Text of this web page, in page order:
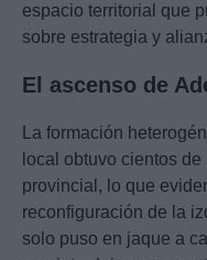
espacio territorial que
sobre estrategia y
El ascenso de
La formación
local obtuvo cientos
provincial, lo que
reconfiguración de la
solo puso en jaque a